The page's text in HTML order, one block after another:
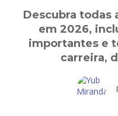
Descubra todas
em 2026,
importantes e
carreira,